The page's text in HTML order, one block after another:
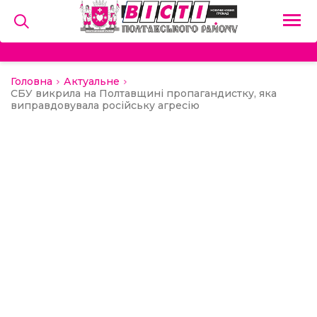
Головна
Актуальне
СБУ викрила на Полтавщині пропагандистку, яка
виправдовувала російську агресію